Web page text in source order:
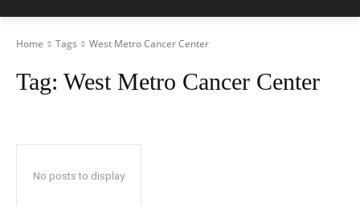
Home Tags West Metro Cancer Center
Tag: West Metro Cancer Center
No posts to display